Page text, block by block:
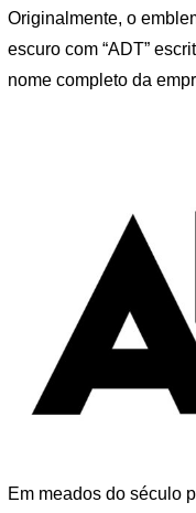
Originalmente, o
escuro com “ADT”
nome completo da
Em meados do século